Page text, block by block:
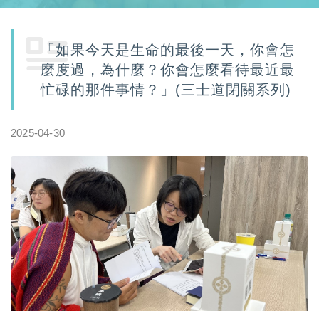
「如果今天是生命的最後一天，你會怎
麼度過，為什麼？你會怎麼看待最近最
忙碌的那件事情？」(三士道閉關系列)
2025-04-30